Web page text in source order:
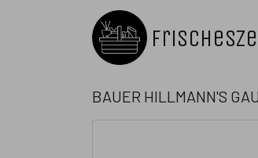
Bauer Hillmann's